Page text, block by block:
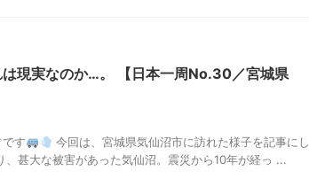
現実なのか…。 【日本一周No.30／宮城県
す
今回は、宮城県気仙沼市に訪れた様子を記事にし
、甚大な被害があった気仙沼。震災から10年が経っ ...